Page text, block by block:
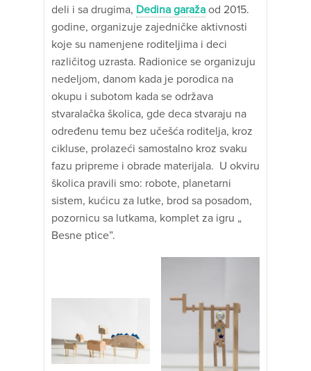
deli i sa drugima, Dedina garaža od 2015.
godine, organizuje zajedničke aktivnosti
koje su namenjene roditeljima i deci
različitog uzrasta. Radionice se organizuju
nedeljom, danom kada je porodica na
okupu i subotom kada se održava
stvaralačka školica, gde deca stvaraju na
određenu temu bez učešća roditelja, kroz
cikluse, prolazeći samostalno kroz svaku
fazu pripreme i obrade materijala. U okviru
školica pravili smo: robote, planetarni
sistem, kućicu za lutke, brod sa posadom,
pozornicu sa lutkama, komplet za igru „
Besne ptice”.